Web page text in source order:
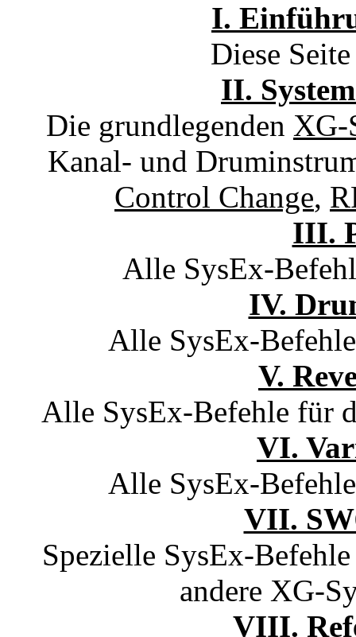
I.
Diese
II.
Die grundlegenden XG-
Kanal- und
Control Change,
III.
Alle SysEx-
IV.
Alle SysEx-
V.
Alle SysEx-Befehle für
VI.
Alle SysEx-
VII.
Spezielle SysEx-
andere XG-
VIII.